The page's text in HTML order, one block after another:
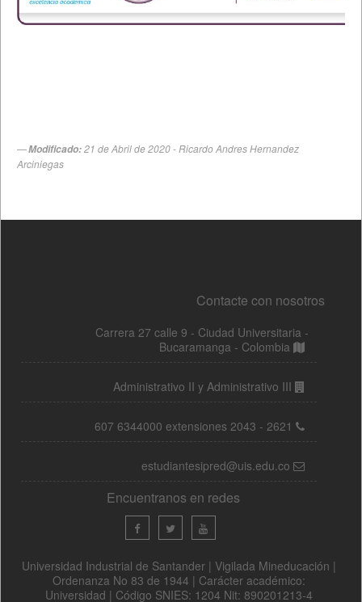
Contacte con nosotros
Carrera 27 calle 9 - Ciudad Universitaria -
Bucaramanga - Colombia
Administrativo II y Administrativo III
607 6344000 extensiones 2043 - 2621
estudiantesipred@uis.edu.co
Encuentranos en redes
Universidad Industrial de Santander | Vigilada Mineducación |
Ordenanza No 83 de 1944 | Carácter académico:
Universidad | Código SNIES: 1204 Nit: 890201213-4